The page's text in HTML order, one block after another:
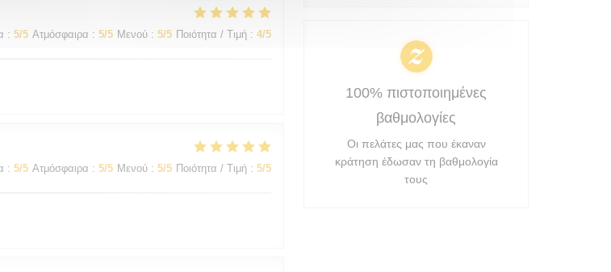
: 5/5 Ατμόσφαιρα : 5/5 Μενού : 5/5 Ποιότητα / Τιμή : 4/5
: 5/5 Ατμόσφαιρα : 5/5 Μενού : 5/5 Ποιότητα / Τιμή : 5/5
100% πιστοποιημένες
βαθμολογίες
Οι πελάτες μας που έκαναν
κράτηση έδωσαν τη βαθμολογία
τους